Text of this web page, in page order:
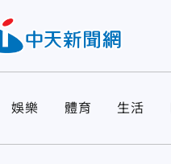
娛樂 體育 生活